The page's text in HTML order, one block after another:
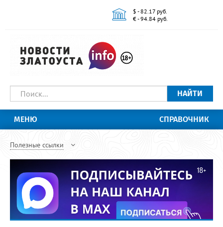
$ - 82.17 руб.
€ - 94.84 руб.
НАЙТИ
МЕНЮ СПРАВОЧНИК
Полезные ссылки